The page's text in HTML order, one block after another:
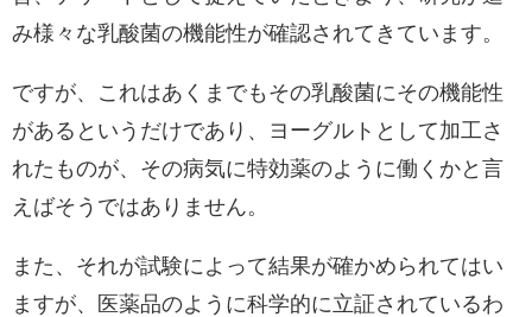
み様々な乳酸菌の機能性が確認されてきています。
ですが、これはあくまでもその乳酸菌にその機能性
があるというだけであり、ヨーグルトとして加工さ
れたものが、その病気に特効薬のように働くかと言
えばそうではありません。
また、それが試験によって結果が確かめられてはい
ますが、医薬品のように科学的に立証されているわ